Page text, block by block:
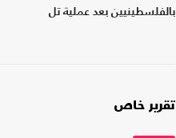
بالفلسطينيين بعد عملية تل
تقرير خاص